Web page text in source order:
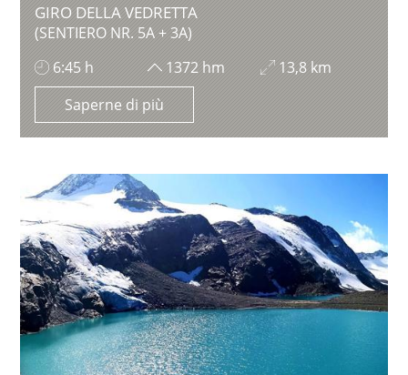
GIRO DELLA VEDRETTA
(SENTIERO NR. 5A + 3A)
6:45 h
1372 hm
13,8 km
Saperne di più